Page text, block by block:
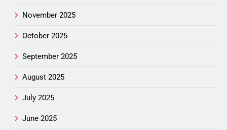
November 2025
October 2025
September 2025
August 2025
July 2025
June 2025